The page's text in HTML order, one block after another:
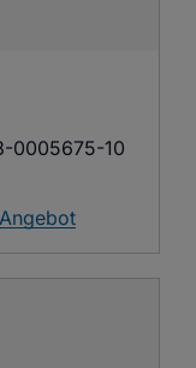
0005675-10